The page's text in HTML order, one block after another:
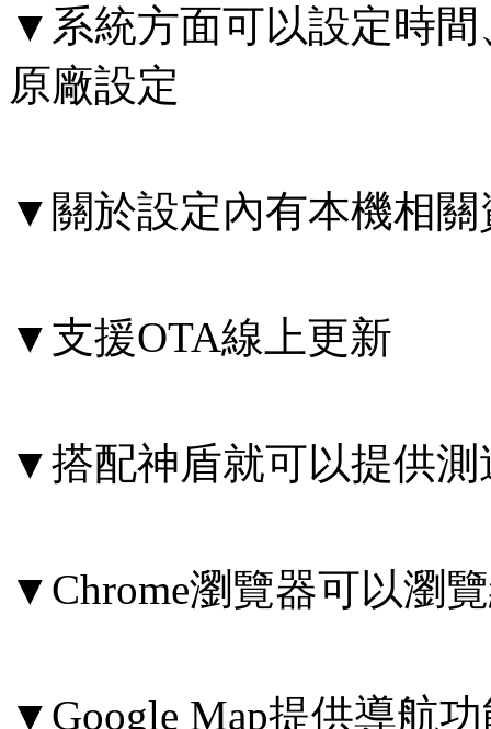
▼系統方面可以設定時
原廠設定
▼關於設定內有本機相關
▼支援OTA線上更新
▼搭配神盾就可以提供測
▼Chrome瀏覽器可以瀏
▼Google Map提供導航